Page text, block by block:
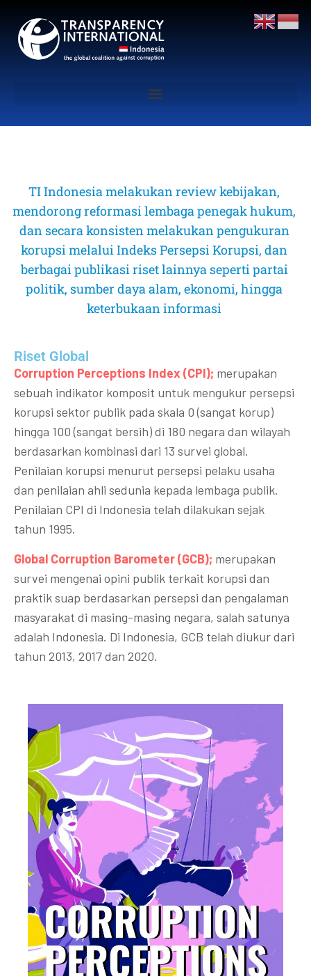
TI Indonesia melakukan review kebijakan,
mendorong reformasi lembaga penegak hukum,
dan secara konsisten melakukan pengukuran
korupsi melalui Indeks Persepsi Korupsi, dan
berbagai publikasi riset lainnya seperti partai
politik, sumber daya alam, ekonomi, hingga
keterbukaan informasi
Riset Global​
Corruption Perceptions Index (CPI); merupakan
sebuah indikator komposit untuk mengukur persepsi
korupsi sektor publik pada skala 0 (sangat korup)
hingga 100 (sangat bersih) di 180 negara dan wilayah
berdasarkan kombinasi dari 13 survei global.
Penilaian korupsi menurut persepsi pelaku usaha
dan penilaian ahli sedunia kepada lembaga publik.
Penilaian CPI di Indonesia telah dilakukan sejak
tahun 1995.
Global Corruption Barometer (GCB); merupakan
survei mengenai opini publik terkait korupsi dan
praktik suap berdasarkan persepsi dan pengalaman
masyarakat di masing-masing negara, salah satunya
adalah Indonesia. Di Indonesia, GCB telah diukur dari
tahun 2013, 2017 dan 2020.